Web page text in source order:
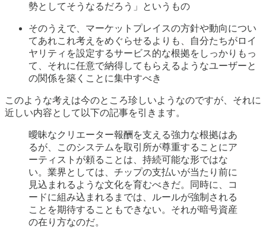
勢としてそうなるだろう」というもの
そのうえで、マーケットプレイスの方針や動向につい
てあれこれ考えをめぐらせるよりも、自分たちがロイ
ヤリティを設定するサービス的な根拠をしっかりもっ
て、それに任意で納得してもらえるようなユーザーと
の関係を築くことに集中すべき
このような考えは今のところ珍しいようなのですが、それに
近しい内容として以下の記事を引きます。
曖昧なクリエーター報酬を支える強力な根拠はあ
るが、このシステムを取引所が尊重することにア
ーティストが頼ることは、持続可能な形ではな
い。業界としては、チップの支払いが当たり前に
見込まれるような文化を育むべきだ。同時に、コ
ードに組み込まれるまでは、ルールが強制される
ことを期待することもできない。それが暗号資産
の在り方なのだ。